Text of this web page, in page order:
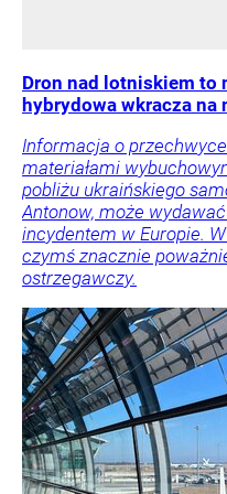
Dron nad lotniskiem to
hybrydowa wkracza na
Informacja o
materiałami
pobliżu ukraińskiego
Antonow, może
incydentem w Europie.
czymś znacznie
ostrzegawczy.